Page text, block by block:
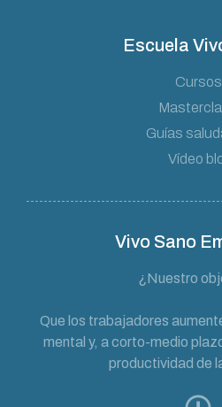
Escuela
Cursos
Guías
Vídeo
Vivo Sano
¿Nuestro
Que los trabajadores
mental y, a corto-medio
productividad de